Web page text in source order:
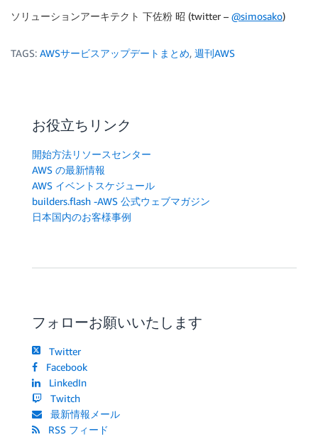
ソリューションアーキテクト 下佐粉 昭 (twitter – @simosako)
TAGS: AWSサービスアップデートまとめ, 週刊AWS
お役立ちリンク
開始方法リソースセンター
AWS の最新情報
AWS イベントスケジュール
builders.flash -AWS 公式ウェブマガジン
日本国内のお客様事例
フォローお願いいたします
Twitter
Facebook
LinkedIn
Twitch
最新情報メール
RSS フィード